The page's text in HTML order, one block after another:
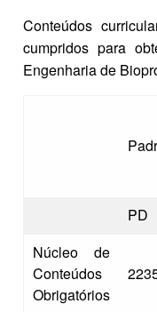
Conteúdos
cumpridos para
Engenharia de
PD
Núcleo de
Conteúdos
Obrigatórios